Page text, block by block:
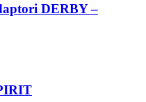
DERBY –